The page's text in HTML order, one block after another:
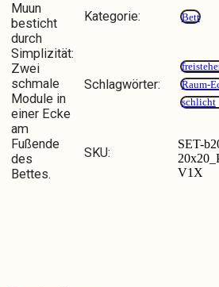
Muun
besticht
durch
Simplizität:
Zwei
schmale
Module in
einer Ecke
am
Fußende
des
Bettes.
Kategorie: Bett
Schlagwörter:
Raum-
schlicht
SKU:
SET-
V1X